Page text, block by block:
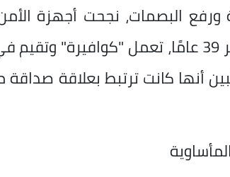
ورفع البصمات، نجحت أجهزة
وتبين أنها تبلغ من العمر 39 عامًا، تعمل
أنها كانت ترتبط بعلاقة